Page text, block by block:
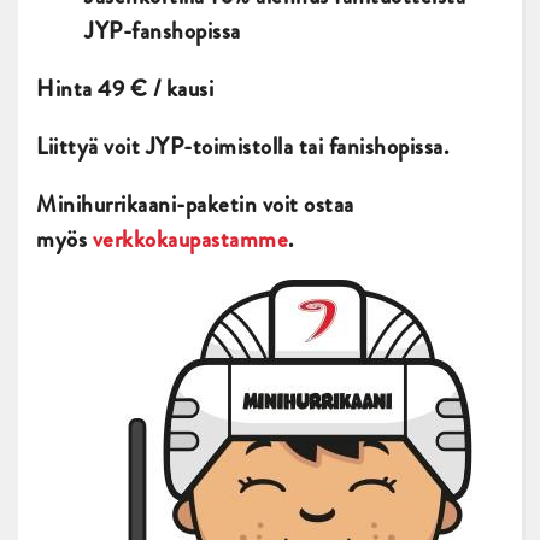
JYP-fanshopissa
Hinta 49 € / kausi
Liittyä voit JYP-toimistolla tai fanishopissa.
Minihurrikaani-paketin voit ostaa
myösverkkokaupastamme.